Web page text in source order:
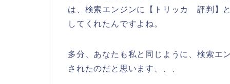
は、検索エンジンに【トリッカ 評判】
してくれたんですよね。
多分、あなたも私と同じように、検索エ
されたのだと思います、、、